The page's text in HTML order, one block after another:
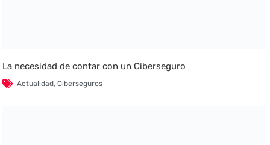
La necesidad de contar con un Ciberseguro
Actualidad,Ciberseguros